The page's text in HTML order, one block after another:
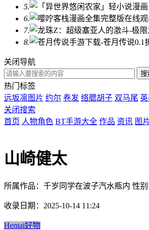
5.
6.
7.
8.
关闭导航
热门标签
远坂凛图片 约尔 卷发 络腮胡子 双马尾
关闭搜索
首页 人物角色 BT手游大全 作品 资讯 图
山崎健太
所属作品：千岁同学在波子汽水瓶内 性别
收录日期：2025-10-14 11:24
Hentai好物